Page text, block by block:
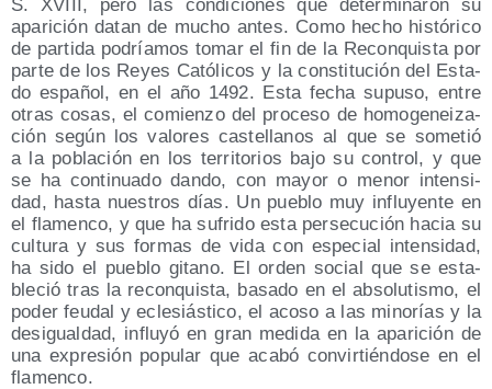
S. XVIII, pero las con­di­cio­nes que deter­mi­na­ron su
apa­ri­ción datan de mucho antes. Como hecho his­tó­ri­co
de par­ti­da podría­mos tomar el fin de la Recon­quis­ta por
par­te de los Reyes Cató­li­cos y la cons­ti­tu­ción del Esta­
do espa­ñol, en el año 1492. Esta fecha supu­so, entre
otras cosas, el comien­zo del pro­ce­so de homo­ge­nei­za­
ción según los valo­res cas­te­lla­nos al que se some­tió
a la pobla­ción en los terri­to­rios bajo su con­trol, y que
se ha con­ti­nua­do dan­do, con mayor o menor inten­si­
dad, has­ta nues­tros días. Un pue­blo muy influ­yen­te en
el fla­men­co, y que ha sufri­do esta per­se­cu­ción hacia su
cul­tu­ra y sus for­mas de vida con espe­cial inten­si­dad,
ha sido el pue­blo gitano. El orden social que se esta­
ble­ció tras la recon­quis­ta, basa­do en el abso­lu­tis­mo, el
poder feu­dal y ecle­siás­ti­co, el aco­so a las mino­rías y la
des­igual­dad, influ­yó en gran medi­da en la apa­ri­ción de
una expre­sión popu­lar que aca­bó con­vir­tién­do­se en el
flamenco.